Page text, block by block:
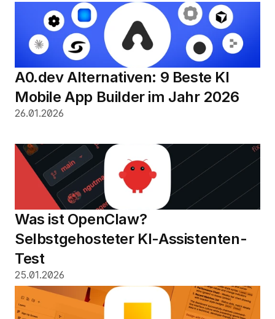
A0.dev Alternativen: 9 Beste KI
Mobile App Builder im Jahr 2026
26.01.2026
Was ist OpenClaw?
Selbstgehosteter KI-Assistenten-
Test
25.01.2026